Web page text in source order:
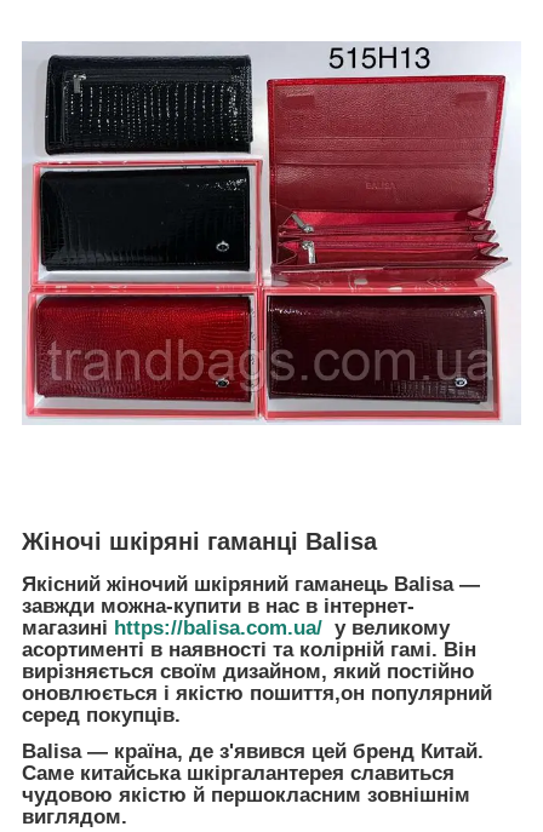
Жіночі шкіряні гаманці Balisa
Якісний жіночий шкіряний гаманець Balisa —
завжди можна-купити в нас в інтернет-
магазині https://balisa.com.ua/ у великому
асортименті в наявності та колірній гамі. Він
вирізняється своїм дизайном, який постійно
оновлюється і якістю пошиття,он популярний
серед покупців.
Balisa — країна, де з'явився цей бренд Китай.
Саме китайська шкіргалантерея славиться
чудовою якістю й першокласним зовнішнім
виглядом.